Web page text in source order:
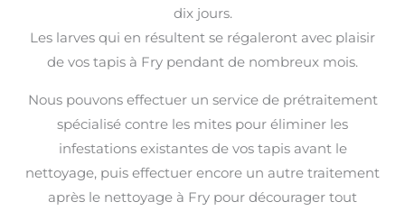
dix jours.
Les larves qui en résultent se régaleront avec plaisir
de vos tapis à Fry pendant de nombreux mois.
Nous pouvons effectuer un service de prétraitement
spécialisé contre les mites pour éliminer les
infestations existantes de vos tapis avant le
nettoyage, puis effectuer encore un autre traitement
après le nettoyage à Fry pour décourager tout